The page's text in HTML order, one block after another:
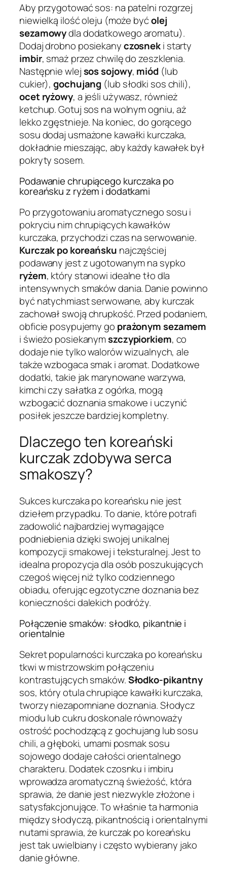
Aby przygotować sos: na patelni rozgrzej
niewielką ilość oleju (może byćolej
sezamowydla dodatkowego aromatu).
Dodaj drobno posiekanyczosneki starty
imbir, smaż przez chwilę do zeszklenia.
Następnie wlejsos sojowy, miód(lub
cukier),gochujang (lub słodki sos chili),
ocet ryżowy, a jeśli używasz, również
ketchup. Gotuj sos na wolnym ogniu, aż
lekko zgęstnieje. Na koniec, do gorącego
sosu dodaj usmażone kawałki kurczaka,
dokładnie mieszając, aby każdy kawałek był
pokryty sosem.
Podawanie chrupiącego kurczaka po
koreańsku z ryżem i dodatkami
Po przygotowaniu aromatycznego sosu i
pokryciu nim chrupiących kawałków
kurczaka, przychodzi czas na serwowanie.
Kurczak po koreańsku najczęściej
podawany jest z ugotowanym na sypko
ryżem, który stanowi idealne tło dla
intensywnych smaków dania. Danie powinno
być natychmiast serwowane, aby kurczak
zachował swoją chrupkość. Przed podaniem,
obficie posypujemy go prażonym sezamem
i świeżo posiekanymszczypiorkiem, co
dodaje nie tylko walorów wizualnych, ale
także wzbogaca smak i aromat. Dodatkowe
dodatki, takie jak marynowane warzywa,
kimchi czy sałatka z ogórka, mogą
wzbogacić doznania smakowe i uczynić
posiłek jeszcze bardziej kompletny.
Dlaczego ten koreański
kurczak zdobywa serca
smakoszy?
Sukces kurczaka po koreańsku nie jest
dziełem przypadku. To danie, które potrafi
zadowolić najbardziej wymagające
podniebienia dzięki swojej unikalnej
kompozycji smakowej i teksturalnej. Jest to
idealna propozycja dla osób poszukujących
czegoś więcej niż tylko codziennego
obiadu, oferując egzotyczne doznania bez
konieczności dalekich podróży.
Połączenie smaków: słodko, pikantnie i
orientalnie
Sekret popularności kurczaka po koreańsku
tkwi w mistrzowskim połączeniu
kontrastujących smaków.Słodko-pikantny
sos, który otula chrupiące kawałki kurczaka,
tworzy niezapomniane doznania. Słodycz
miodu lub cukru doskonale równoważy
ostrość pochodzącą z gochujang lub sosu
chili, a głęboki, umami posmak sosu
sojowego dodaje całości orientalnego
charakteru. Dodatek czosnku i imbiru
wprowadza aromatyczną świeżość, która
sprawia, że danie jest niezwykle złożone i
satysfakcjonujące. To właśnie ta harmonia
między słodyczą, pikantnością i orientalnymi
nutami sprawia, że kurczak po koreańsku
jest tak uwielbiany i często wybierany jako
danie główne.